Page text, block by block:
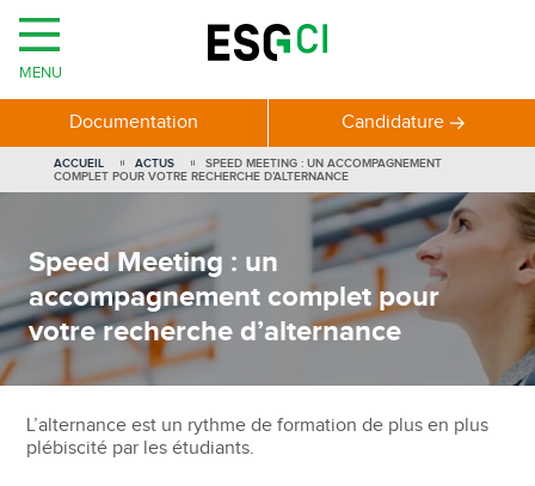
Speed Meeting : un
accompagnement complet pour
votre recherche d’alternance
ACCUEIL ACTUS
SPEED MEETING : UN ACCOMPAGNEMENT
COMPLET POUR VOTRE RECHERCHE D’ALTERNANCE
L’alternance est un rythme de formation de plus en plus
plébiscité par les étudiants.
MENU
Documentation Candidature